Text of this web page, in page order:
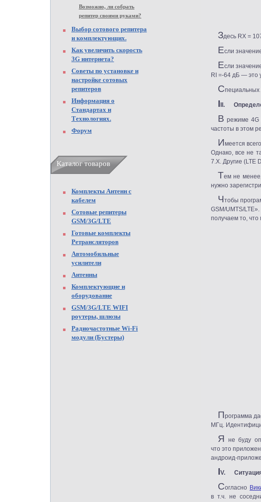
Возможно, ли собрать
репитер своими руками?
Выбор сотового репитера
и комплектующих.
Как увеличить скорость
3G интернета?
Советы по установке и
настройке сотовых
репитеров
Информация о
Стандартах и
Технологиях.
Форум
Каталог товаров
Комплекты Антенн с
кабелем
Сотовые репитеры
GSM/3G/LTE
Готовые комплекты
Ретрансляторов
Автомобильные
усилители
Антенны
Комплектующие и
оборудование
GSM/3G/LTE WIFI
роутеры, шлюзы
Радиочастотные Wi-Fi
модули (Бустеры)
Здесь RX =
Если
Если
RI =-64 дБ — это
Специальных
I II.
В режиме 4G
частоты в этом
Имеется
Однако, все не
7.Х. Другие (LTE
Тем не
нужно
Чтобы
GSM/UMTS/
получаем то, что
Программа
МГц.
Я не буду
что это
андроид-
IV. Ситуация
Согласно
в т.ч. не